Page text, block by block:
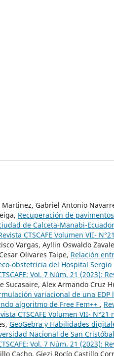
Gabriel Antonio
Recuperación de
de Calceta-Manabi-Ecuador
CTSCAFE Volumen VII-
Vargas, Ayllin Oswaldo
Olivares Taipe, Relación
obstetricia del Hospital Sergio
Vol. 7 Núm. 21 (2023):
Sucasaire, Alex Armando Cruz
variacional de una
algoritmo de Free Fem++ ,
CTSCAFE Volumen VII- N°21
GeoGebra y Habilidades
Nacional de San
Vol. 7 Núm. 21 (2023):
Cacho, Giezi Rocío Castillo